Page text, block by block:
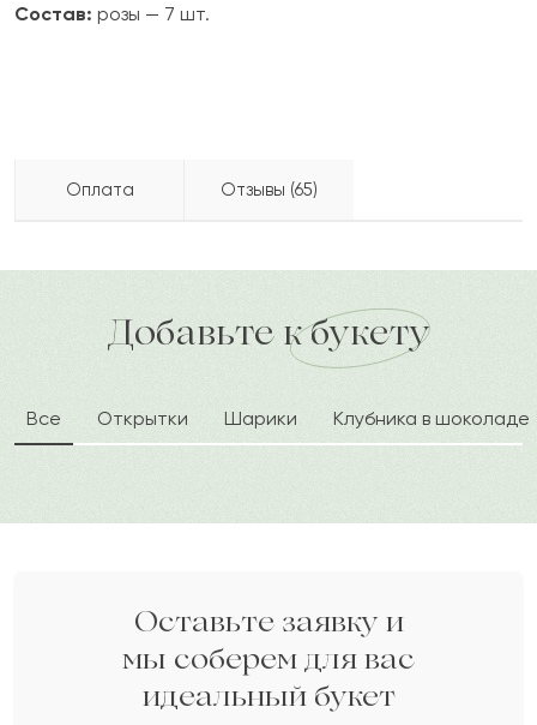
Состав: розы — 7 шт.
Оплата Отзывы (65)
доставка по городу в течение часа
О 2024-10-28
Орак
2024-10-16
М 2024-09-18
Матрёна
Л 2024-09-16
Лолита
2024-07-27
Айнагуль
2024-05-22
Замзагул
Добавьте к букету
Все Открытки Шарики Клубника в шоколаде
Оставьте заявку и
мы соберем для вас
идеальный букет